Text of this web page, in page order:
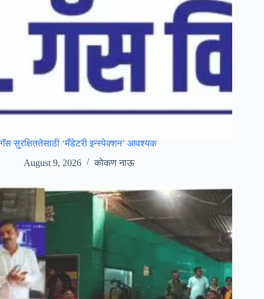
गॅस सुरक्षिततेसाठी ‘मँडेटरी इन्स्पेक्शन’ आवश्यक
August 9, 2026
कोकण नाऊ